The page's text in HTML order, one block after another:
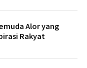
Alor yang
Rakyat